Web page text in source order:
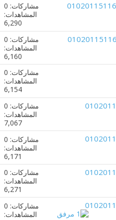
مشاركات: 0
المشاهدات:
6,290
مشاركات: 0
المشاهدات:
6,160
مشاركات: 0
المشاهدات:
6,154
مشاركات: 0
المشاهدات:
7,067
مشاركات: 0
المشاهدات:
6,171
مشاركات: 0
المشاهدات:
6,271
مشاركات: 0
المشاهدات: